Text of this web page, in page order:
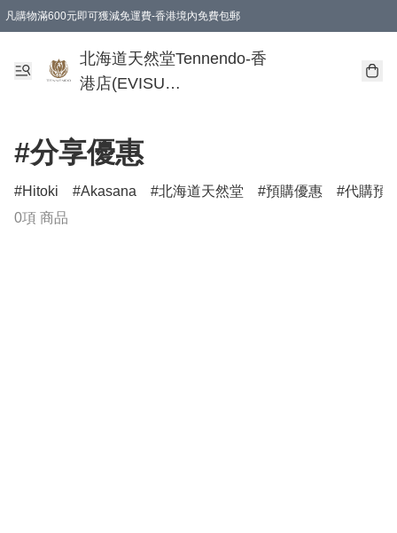
凡購物滿600元即可獲減免運費-香港境內免費包郵
北海道天然堂Tennendo-香
港店(EVISU
LIMITED)
#分享優惠
Hitoki Akasana 北海道天然堂 預購優惠
代購預
0項 商品